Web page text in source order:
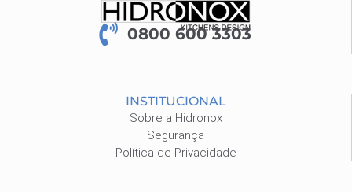
0800 600 3303
INSTITUCIONAL
Sobre a Hidronox
Segurança
Política de Privacidade